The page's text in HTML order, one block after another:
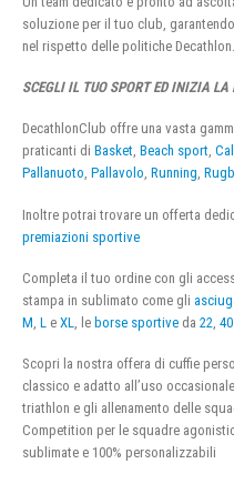
soluzione per il tuo club,
nel rispetto delle politiche Decathlon.
SCEGLI IL TUO SPORT ED INIZIA
DecathlonClub offre una vasta
praticanti di Basket, Beach sport,
Pallanuoto, Pallavolo, Running,
Inoltre potrai trovare un offerta
premiazioni sportive
Completa il tuo ordine con gli
stampa in sublimato come gli
M L e XL , le borse sportive da 22 40
Scopri la nostra offera di cuffie
classico e adatto all’uso
triathlon e gli allenamento delle
Competition per le squadre
sublimate e 100% personalizzabili